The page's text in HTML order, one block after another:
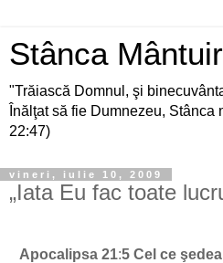
Stânca
"Trăiască Domnul, şi
Înălţat să fie Dumnezeu, Stânca
22:47)
vineri, iulie 10, 2009
„Iata Eu fac toate
Apocalipsa 21:5 Cel ce